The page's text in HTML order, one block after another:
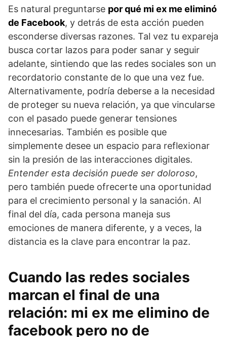
Es natural preguntarse por qué mi ex me eliminó
de Facebook, y detrás de esta acción pueden
esconderse diversas razones. Tal vez tu expareja
busca cortar lazos para poder sanar y seguir
adelante, sintiendo que las redes sociales son un
recordatorio constante de lo que una vez fue.
Alternativamente, podría deberse a la necesidad
de proteger su nueva relación, ya que vincularse
con el pasado puede generar tensiones
innecesarias. También es posible que
simplemente desee un espacio para reflexionar
sin la presión de las interacciones digitales.
Entender esta decisión puede ser doloroso,
pero también puede ofrecerte una oportunidad
para el crecimiento personal y la sanación. Al
final del día, cada persona maneja sus
emociones de manera diferente, y a veces, la
distancia es la clave para encontrar la paz.
Cuando las redes sociales
marcan el final de una
relación: mi ex me elimino de
facebook pero no de